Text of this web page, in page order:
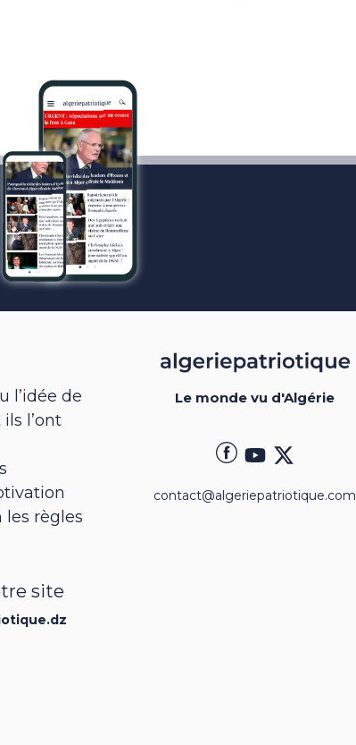
l’idée de
l’ont
les règles
site
Le monde vu d'Algérie
contact@algeriepatriotique.com